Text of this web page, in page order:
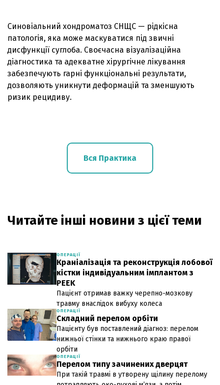
Cиновіальний хондроматоз СНЩС — рідкісна
патологія, яка може маскуватися під звичні
дисфункції суглоба. Своєчасна візуалізаційна
діагностика та адекватне хірургічне лікування
забезпечують гарні функціональні результати,
дозволяють уникнути деформацій та зменшують
ризик рецидиву.
Вся Практика
Читайте інші новини з цієї теми
ОПЕРАЦІЇ
Краніалізація та реконструкція лобової
кістки індивідуальним імплантом з
PEEK
Пацієнт отримав важку черепно-мозкову
травму внаслідок вибуху колеса
ОПЕРАЦІЇ
Складний перелом орбіти
Пацієнту був поставлений діагноз: перелом
нижньої стінки та нижнього краю правої
орбіти
ОПЕРАЦІЇ
Перелом типу зачинених дверцят
При такій травмі в утворену щілину перелому